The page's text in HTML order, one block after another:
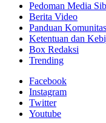
Pedoman Media
Berita Video
Panduan Komunitas
Ketentuan dan
Box Redaksi
Trending
Facebook
Instagram
Twitter
Youtube